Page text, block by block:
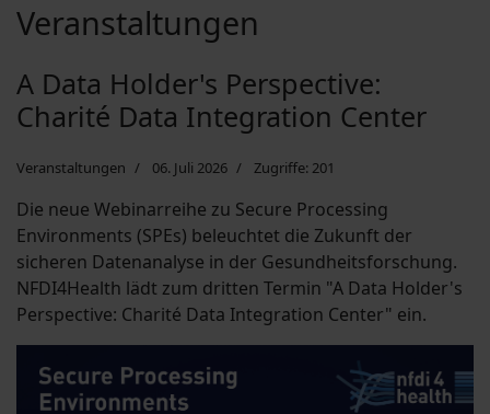
Veranstaltungen
A Data Holder's Perspective:
Charité Data Integration Center
Veranstaltungen 06. Juli 2026 Zugriffe: 201
Die neue Webinarreihe zu Secure Processing
Environments (SPEs) beleuchtet die Zukunft der
sicheren Datenanalyse in der Gesundheitsforschung.
NFDI4Health lädt zum dritten Termin "A Data Holder's
Perspective: Charité Data Integration Center" ein.